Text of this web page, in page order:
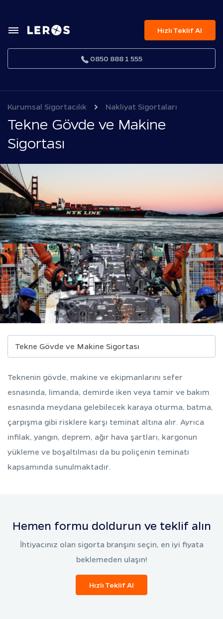
Hızlı Teklif Al
0850 888 1 555
Kurumsal Sigortacılık Nakliyat Sigortaları
Tekne Gövde ve Makine
Sigortası
Teknenin gövde, makine ve ekipmanlarını sefer
esnasında, limanda, demirde iken veya tamir ve bakım
esnasında meydana gelebilecek karaya oturma, batma,
çarpışma gibi risklere karşı teminat altına alır. Ayrıca
infilak, yangın, deprem, ağır hava şartları, kargonun
yükleme ve boşaltılması da bu poliçenin teminatı
kapsamında sunulmaktadır.
Hemen formu doldurun ve teklif alın
İhtiyacınız olan sigorta branşını seçin, en iyi fiyata
beklemeden ulaşın!
Hızlı Teklif Al